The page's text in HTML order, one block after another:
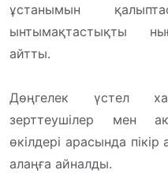
ұстанымын
ынтымақтастықты
айтты.
Дөңгелек үстел
зерттеушілер мен
өкілдері арасында
алаңға айналды.